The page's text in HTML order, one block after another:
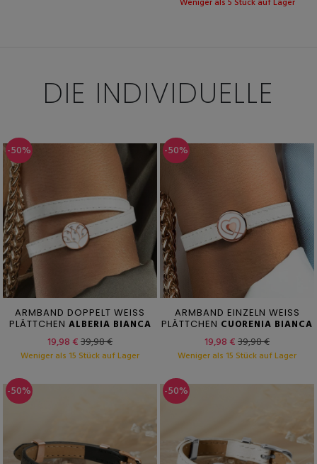
DIE INDIVIDUELLE
-50%
ARMBAND DOPPELT WEISS
PLÄTTCHEN ALBERIA BIANCA
19,98 €39,98 €
Weniger als 15 Stück auf Lager
-50%
ARMBAND EINZELN WEISS
PLÄTTCHEN CUORENIA BIANCA
19,98 €39,98 €
Weniger als 15 Stück auf Lager
-50% -50%